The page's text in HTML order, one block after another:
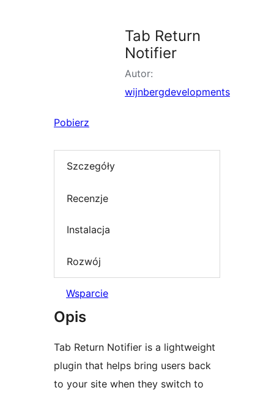
Tab Return
Notifier
Autor:
wijnbergdevelopments
Pobierz
Szczegóły
Recenzje
Instalacja
Rozwój
Wsparcie
Opis
Tab Return Notifier is a lightweight
plugin that helps bring users back
to your site when they switch to